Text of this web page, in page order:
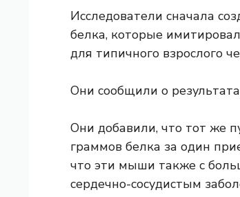
Исследователи сначала
белка, которые
для типичного взрослого
Они сообщили о
Они добавили, что тот же
граммов белка за один
что эти мыши также с
сердечно-сосудистым